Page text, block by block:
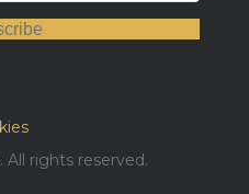
All rights reserved.